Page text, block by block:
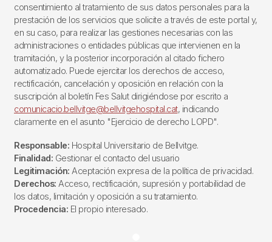
consentimiento al tratamiento de sus datos personales para la
prestación de los servicios que solicite a través de este portal y,
en su caso, para realizar las gestiones necesarias con las
administraciones o entidades públicas que intervienen en la
tramitación, y la posterior incorporación al citado fichero
automatizado. Puede ejercitar los derechos de acceso,
rectificación, cancelación y oposición en relación con la
suscripción al boletín Fes Salut dirigiéndose por escrito a
comunicacio.bellvitge@bellvitgehospital.cat, indicando
claramente en el asunto "Ejercicio de derecho LOPD".
Responsable: Hospital Universitario de Bellvitge.
Finalidad: Gestionar el contacto del usuario
Legitimación: Aceptación expresa de la política de privacidad.
Derechos: Acceso, rectificación, supresión y portabilidad de
los datos, limitación y oposición a su tratamiento.
Procedencia: El propio interesado.